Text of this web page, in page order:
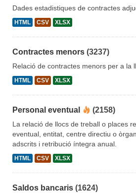
Dades estadistiques de contractes
HTML CSV XLSX
Contractes menors (3237)
Relació de contractes menors per a la
HTML CSV XLSX
Personal eventual (2158)
La relació de llocs de treball o places
eventual, entitat, centre directiu o
adscrits i retribució íntegra anual.
HTML CSV XLSX
Saldos bancaris (1624)